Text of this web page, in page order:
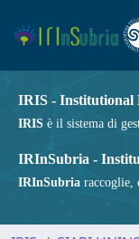
IRIS - Institutional
IRIS è il sistema di
IRInSubria -
IRInSubria raccoglie,